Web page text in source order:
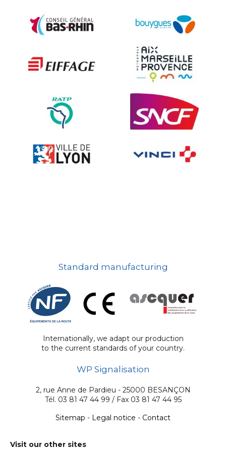
Security and Urban furniture<
The deterrent techniques
Ville fleurie, village fleuri
On-board road signs
Standard manufacturing
Internationally, we adapt our production
to the current standards of your country.
WP Signalisation
2, rue Anne de Pardieu - 25000 BESANÇON
Tél. 03 81 47 44 99 / Fax 03 81 47 44 95
Sitemap - Legal notice - Contact
Visit our other sites